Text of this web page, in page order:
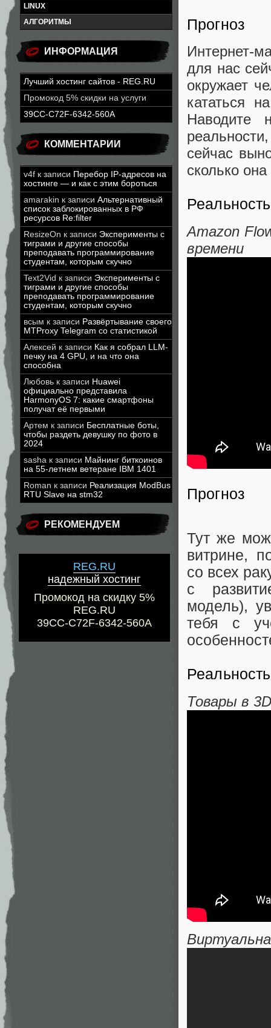
LINUX
АЛГОРИТМЫ
ИНФОРМАЦИЯ
Лучший хостинг сайтов - REG.RU
Промокод 5% скидки на услуги
39CC-C72F-6342-560A
КОММЕНТАРИИ
v4f к записи Перебор IP-адресов на
хостинге — и как с этим бороться
amarakin к записи Альтернативный
список заблокированных в РФ
ресурсов Re:filter
ResizeOn к записи Эксперименты с
тиграми и другие способы
преподавать программирование
студентам, которым скучно
Text2Vid к записи Эксперименты с
тиграми и другие способы
преподавать программирование
студентам, которым скучно
всым к записи Развёртывание своего
MTProxy Telegram со статистикой
Алексей к записи Как я собрал LLM-
печку на 4 GPU, и на что она
способна
Любовь к записи Huawei
официально представила
HarmonyOS 7: какие смартфоны
получат её первыми
Артем к записи Бесплатные боты,
чтобы раздеть девушку по фото в
2024
sasha к записи Майнинг биткоинов
на 55-летнем ветеране IBM 1401
Roman к записи Реализация ModBus
RTU Slave на stm32
РЕКОМЕНДУЕМ
REG.RU
надежный хостинг
Промокод на скидку 5%
REG.RU
39CC-C72F-6342-560A
Прогноз
Интернет-
для нас
окружает
кататься
Наводите
сейчас
сколько
Реальность
Amazon
времени
Прогноз
Тут же
витрине,
со всех
с
модель),
тебя с
Реальность
Товары в